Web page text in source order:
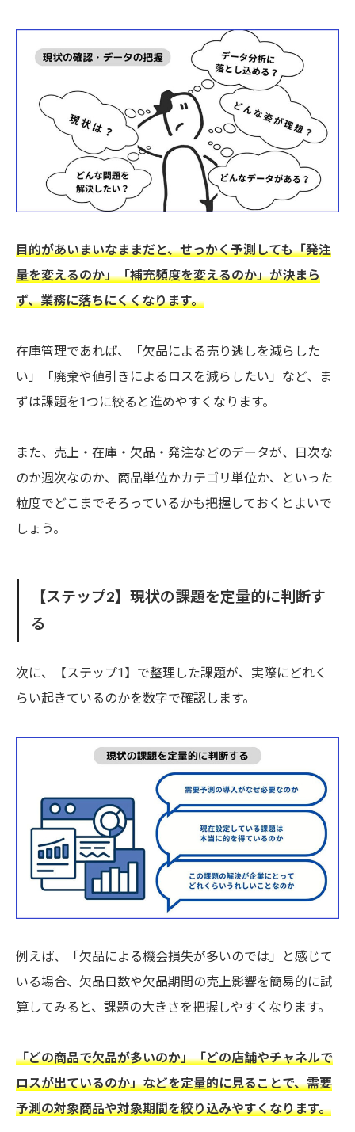
目的があいまいなままだと、せっかく予測しても「発注
量を変えるのか」「補充頻度を変えるのか」が決まら
ず、業務に落ちにくくなります。
在庫管理であれば、「欠品による売り逃しを減らした
い」「廃棄や値引きによるロスを減らしたい」など、ま
ずは課題を1つに絞ると進めやすくなります。
また、売上・在庫・欠品・発注などのデータが、日次な
のか週次なのか、商品単位かカテゴリ単位か、といった
粒度でどこまでそろっているかも把握しておくとよいで
しょう。
【ステップ2】現状の課題を定量的に判断す
る
次に、【ステップ1】で整理した課題が、実際にどれく
らい起きているのかを数字で確認します。
例えば、「欠品による機会損失が多いのでは」と感じて
いる場合、欠品日数や欠品期間の売上影響を簡易的に試
算してみると、課題の大きさを把握しやすくなります。
「どの商品で欠品が多いのか」「どの店舗やチャネルで
ロスが出ているのか」などを定量的に見ることで、需要
予測の対象商品や対象期間を絞り込みやすくなります。